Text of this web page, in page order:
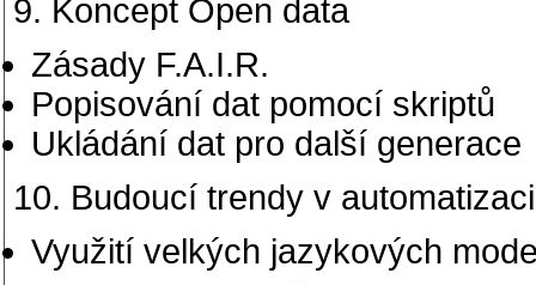
9. Koncept Open data
Zásady F.A.I.R.
Popisování dat pomocí skriptů
Ukládání dat pro další generace
10. Budoucí trendy v automatizaci
Využití velkých jazykových